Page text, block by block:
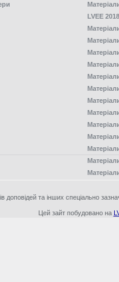
LVEE
доповідей та інших спеціально
Цей зайт побудовано на